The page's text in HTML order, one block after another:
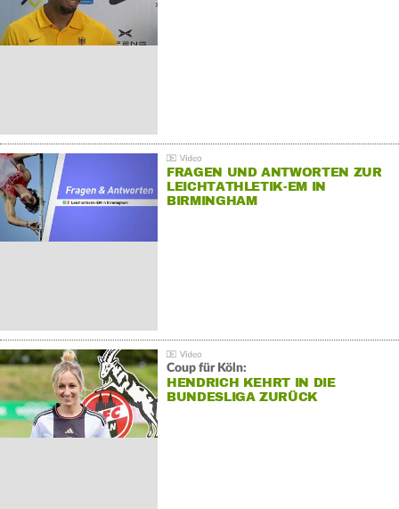
FRAGEN UND ANTWORTEN ZUR
LEICHTATHLETIK-EM IN
BIRMINGHAM
Coup für Köln:
HENDRICH KEHRT IN DIE
BUNDESLIGA ZURÜCK